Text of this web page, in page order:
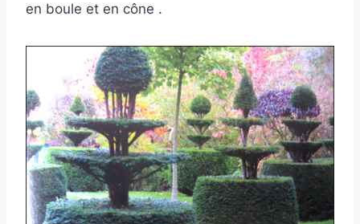
en boule et en cône .